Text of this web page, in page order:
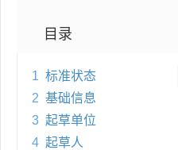
目录
1 标准状态
2 基础信息
3 起草单位
4 起草人